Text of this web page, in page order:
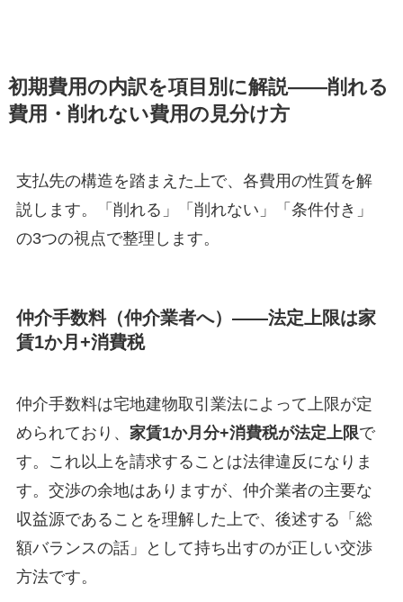
初期費用の内訳を項目別に解説——削れる
費用・削れない費用の見分け方
支払先の構造を踏まえた上で、各費用の性質を解
説します。「削れる」「削れない」「条件付き」
の3つの視点で整理します。
仲介手数料（仲介業者へ）——法定上限は家
賃1か月+消費税
仲介手数料は宅地建物取引業法によって上限が定
められており、 家賃1か月分+消費税が法定上限で
す。これ以上を請求することは法律違反になりま
す。交渉の余地はありますが、仲介業者の主要な
収益源であることを理解した上で、後述する「総
額バランスの話」として持ち出すのが正しい交渉
方法です。